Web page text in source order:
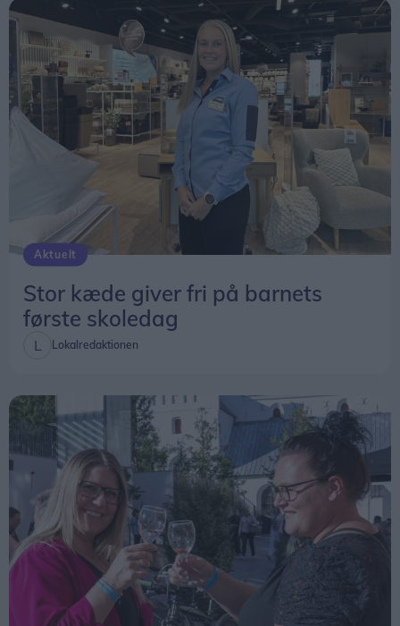
Solformørkelsen 12. august bliver den mest
markante, der kan opleves fra Danmark i mere
end 20 år, og først i 2048 bliver det muligt at
opleve en kraftigere solformørkelse herhjemme.
Vil man se det præcise tidspunkt for
solformørkelsen på en bestemt lokation kan den
her.
Aktuelt
Stor kæde giver fri på barnets
første skoledag
Lokalredaktionen